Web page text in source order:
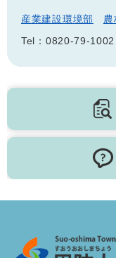
産業建設環境部 農
Tel：0820-79-1002